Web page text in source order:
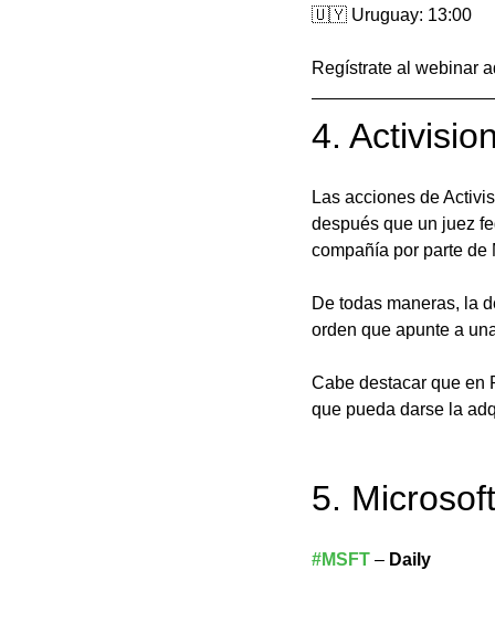
🇺🇾 Uruguay: 13:00
Regístrate al webinar
4.
Las acciones de
después que un juez
compañía por parte de
De todas maneras, la
orden que apunte a
Cabe destacar que en
que pueda darse la
5.
#MSFT – Daily